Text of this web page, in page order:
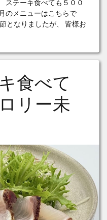
ステーキ食べても５００
のメニューはこちらで
となりましたが、 皆様お
食べて
リー未